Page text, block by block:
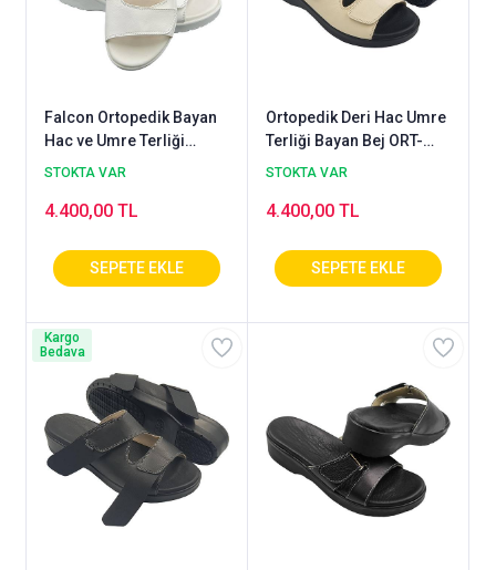
Falcon Ortopedik Bayan
Hac ve Umre Terliği
Beyaz ORT-07B
STOKTA VAR
4.400,00 TL
Ortopedik Deri Hac Umre
Terliği Bayan Bej ORT-
07J
STOKTA VAR
4.400,00 TL
Kargo
Bedava